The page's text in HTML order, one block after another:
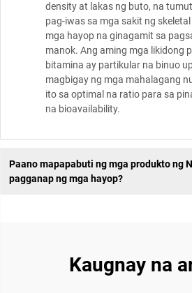
density at lakas ng buto, na
pag-iwas sa mga sakit ng
mga hayop na ginagamit sa
manok. Ang aming mga likidong
bitamina ay partikular na binuo
magbigay ng mga mahalagang
ito sa optimal na ratio para sa
na bioavailability.
Paano mapapabuti ng mga produkto ng
pagganap ng mga hayop?
Kaugnay na